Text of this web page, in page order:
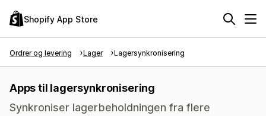
Shopify App Store
Ordrer og levering Lager Lagersynkronisering
Apps til lagersynkronisering
Synkroniser lagerbeholdningen fra flere